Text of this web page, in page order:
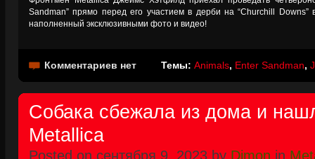
Sandman” прямо перед его участием в дерби на “Churchill Downs”
наполненный эксклюзивными фото и видео!
Комментариев нет Темы: Animals, Enter Sandman,
Собака сбежала из дома и
Metallica
Posted on сентября 9, 2023 by Dimon in